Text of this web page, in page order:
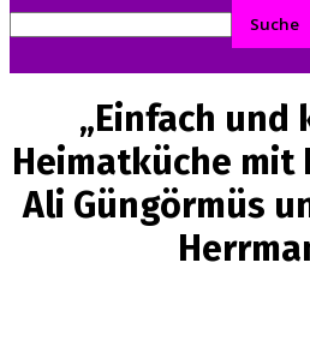
„Einfach und
Heimatküche mit
Ali Güngörmüs